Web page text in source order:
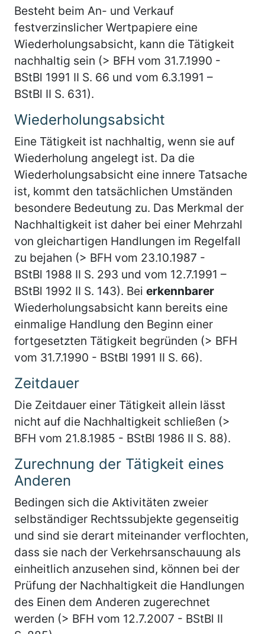
Besteht beim An- und Verkauf
festverzinslicher Wertpapiere eine
Wiederholungsabsicht, kann die Tätigkeit
nachhaltig sein (> BFH vom 31.7.1990 -
BStBl 1991 II S. 66 und vom 6.3.1991 –
BStBl II S. 631).
Wiederholungsabsicht
Eine Tätigkeit ist nachhaltig, wenn sie auf
Wiederholung angelegt ist. Da die
Wiederholungsabsicht eine innere Tatsache
ist, kommt den tatsächlichen Umständen
besondere Bedeutung zu. Das Merkmal der
Nachhaltigkeit ist daher bei einer Mehrzahl
von gleichartigen Handlungen im Regelfall
zu bejahen (> BFH vom 23.10.1987 -
BStBl 1988 II S. 293 und vom 12.7.1991 –
BStBl 1992 II S. 143). Bei erkennbarer
Wiederholungsabsicht kann bereits eine
einmalige Handlung den Beginn einer
fortgesetzten Tätigkeit begründen (> BFH
vom 31.7.1990 - BStBl 1991 II S. 66).
Zeitdauer
Die Zeitdauer einer Tätigkeit allein lässt
nicht auf die Nachhaltigkeit schließen (>
BFH vom 21.8.1985 - BStBl 1986 II S. 88).
Zurechnung der Tätigkeit eines
Anderen
Bedingen sich die Aktivitäten zweier
selbständiger Rechtssubjekte gegenseitig
und sind sie derart miteinander verflochten,
dass sie nach der Verkehrsanschauung als
einheitlich anzusehen sind, können bei der
Prüfung der Nachhaltigkeit die Handlungen
des Einen dem Anderen zugerechnet
werden (> BFH vom 12.7.2007 - BStBl II